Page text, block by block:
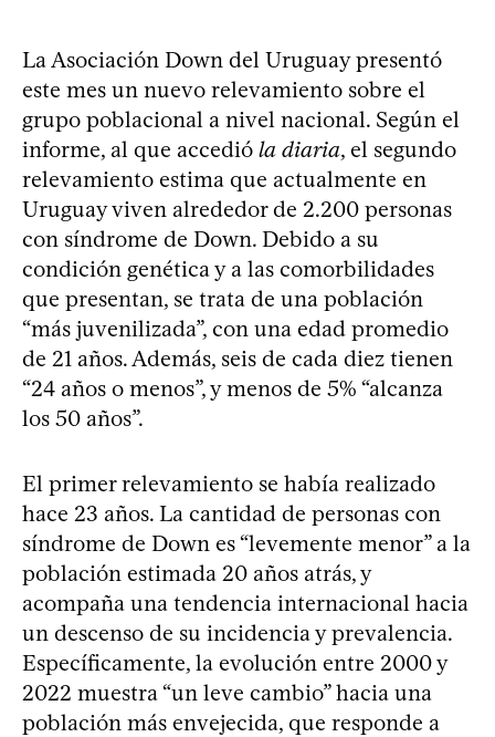
La Asociación Down del Uruguay presentó
este mes un nuevo relevamiento sobre el
grupo poblacional a nivel nacional. Según el
informe, al que accedió la diaria, el segundo
relevamiento estima que actualmente en
Uruguay viven alrededor de 2.200 personas
con síndrome de Down. Debido a su
condición genética y a las comorbilidades
que presentan, se trata de una población
“más juvenilizada”, con una edad promedio
de 21 años. Además, seis de cada diez tienen
“24 años o menos”, y menos de 5% “alcanza
los 50 años”.
El primer relevamiento se había realizado
hace 23 años. La cantidad de personas con
síndrome de Down es “levemente menor” a la
población estimada 20 años atrás, y
acompaña una tendencia internacional hacia
un descenso de su incidencia y prevalencia.
Específicamente, la evolución entre 2000 y
2022 muestra “un leve cambio” hacia una
población más envejecida, que responde a